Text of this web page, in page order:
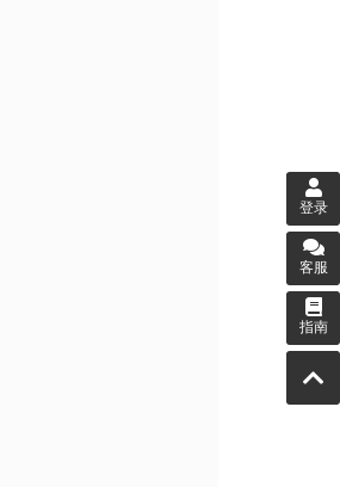
登录
客服
指南